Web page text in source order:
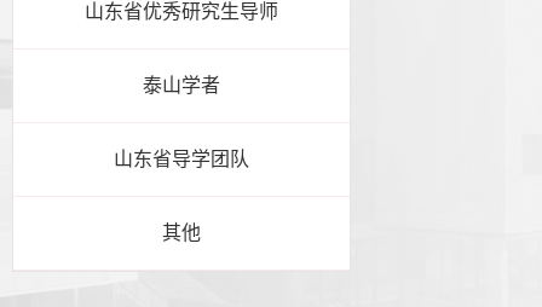
山东省优秀研究生导师
泰山学者
山东省导学团队
其他